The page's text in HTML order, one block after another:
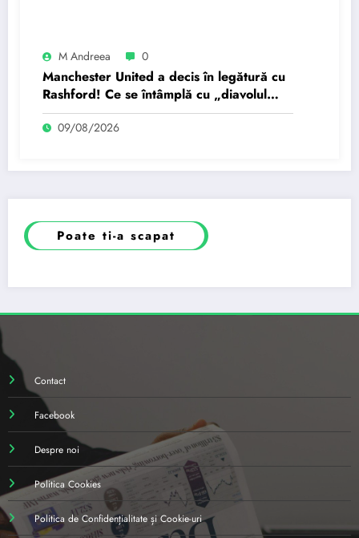
M Andreea 0
Manchester United a decis în legătură cu
Rashford! Ce se întâmplă cu „diavolul
roșu” aflat în exil?
09/08/2026
Poate ti-a scapat
Contact
Facebook
Despre noi
Politica Cookies
Politica de Confidențialitate și Cookie-uri